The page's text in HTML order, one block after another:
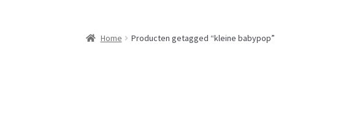
Home Producten getagged “kleine babypop”